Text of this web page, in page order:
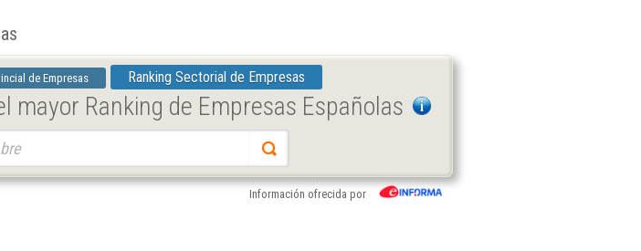
de Empresas Ranking Sectorial de Empresas
mayor Ranking de Empresas Españolas
Información ofrecida por